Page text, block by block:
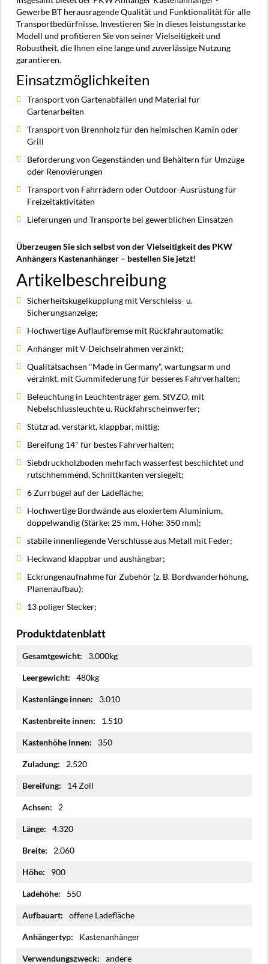
Gewerbe BT herausragende Qualität und Funktionalität für alle
Transportbedürfnisse. Investieren Sie in dieses leistungsstarke
Modell und profitieren Sie von seiner Vielseitigkeit und
Robustheit, die Ihnen eine lange und zuverlässige Nutzung
garantieren.
Einsatzmöglichkeiten
Transport von Gartenabfällen und Material für
Gartenarbeiten
Transport von Brennholz für den heimischen Kamin oder
Grill
Beförderung von Gegenständen und Behältern für Umzüge
oder Renovierungen
Transport von Fahrrädern oder Outdoor-Ausrüstung für
Freizeitaktivitäten
Lieferungen und Transporte bei gewerblichen Einsätzen
Überzeugen Sie sich selbst von der Vielseitigkeit des PKW
Anhängers Kastenanhänger – bestellen Sie jetzt!
Artikelbeschreibung
Sicherheitskugelkupplung mit Verschleiss- u.
Sicherungsanzeige;
Hochwertige Auflaufbremse mit Rückfahrautomatik;
Anhänger mit V-Deichselrahmen verzinkt;
Qualitätsachsen "Made in Germany", wartungsarm und
verzinkt, mit Gummifederung für besseres Fahrverhalten;
Beleuchtung in Leuchtenträger gem. StVZO, mit
Nebelschlussleuchte u. Rückfahrscheinwerfer;
Stützrad, verstärkt, klappbar, mittig;
Bereifung 14" für bestes Fahrverhalten;
Siebdruckholzboden mehrfach wasserfest beschichtet und
rutschhemmend, Schnittkanten versiegelt;
6 Zurrbügel auf der Ladefläche;
Hochwertige Bordwände aus eloxiertem Aluminium,
doppelwandig (Stärke: 25 mm, Höhe: 350 mm);
stabile innenliegende Verschlüsse aus Metall mit Feder;
Heckwand klappbar und aushängbar;
Eckrungenaufnahme für Zubehör (z. B. Bordwanderhöhung,
Planenaufbau);
13 poliger Stecker;
Produktdatenblatt
Informationen
3.000kg
480kg
3.010
1.510
350
2.520
14 Zoll
2
4.320
2.060
900
550
offene Ladefläche
Kastenanhänger
andere